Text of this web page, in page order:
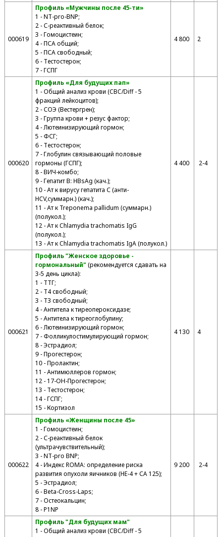
000619
Профиль «Мужчины после 45-ти»
1 - NT-pro-BNP;
2 - С-реактивный белок;
3 - Гомоцистеин;
4 - ПСА общий;
5 - ПСА свободный;
6 - Тестостерон;
7 - ГСПГ
4 800 2
000620
Профиль «Для будущих пап»
1 - Общий анализ крови (CBC/Diff - 5
фракций лейкоцитов);
2 - СОЭ (Вестергрен);
3 - Группа крови + резус фактор;
4 - Лютеинизирующий гормон;
5 - ФСГ;
6 - Тестостерон;
7 - Глобулин связывающий половые
гормоны (ГСПГ);
8 - ВИЧ-комбо;
9 - Гепатит В: HВsAg (кач.);
10 - Ат к вирусу гепатита С (анти-
HCV,суммарн.) (кач.);
11 - Ат к Treponema pallidum (суммарн.)
(полукол.);
12 - Ат к Chlamydia trachomatis IgG
(полукол.);
13 - Ат к Chlamydia trachomatis IgA (полукол.)
4 400 2-4
000621
Профиль "Женское здоровье -
гормональный" (рекомендуется сдавать на
3-5 день цикла):
1 - ТТГ;
2 - T4 свободный;
3 - T3 свободный;
4 - Антитела к тиреопероксидазе;
5 - Антитела к тиреоглобулину;
6 - Лютеинизирующий гормон;
7 - Фолликулостимулирующий гормон;
8 - Эстрадиол;
9 - Прогестерон;
10 - Пролактин;
11 - Антимюллеров гормон;
12 - 17-ОН-Прогестерон;
13 - Тестостерон;
14 - ГСПГ;
15 - Кортизол
4 130 4
000622
Профиль «Женщины после 45»
1 - Гомоцистеин;
2 - С-реактивный белок
(ультрачувствительный);
3 - NT-pro BNP;
4 - Индекс ROMA: определение риска
развития опухоли яичников (HE-4 + СА 125);
5 - Эстрадиол;
6 - Beta-Cross-Laps;
7 - Остеокальцин;
8 - P1NP
9 200 2-4
Профиль "Для будущих мам"
1 - Общий анализ крови (CBC/Diff - 5